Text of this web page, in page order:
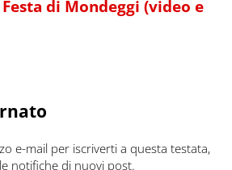
di Mondeggi (video e
e-mail per iscriverti a questa testata,
notifiche di nuovi post.